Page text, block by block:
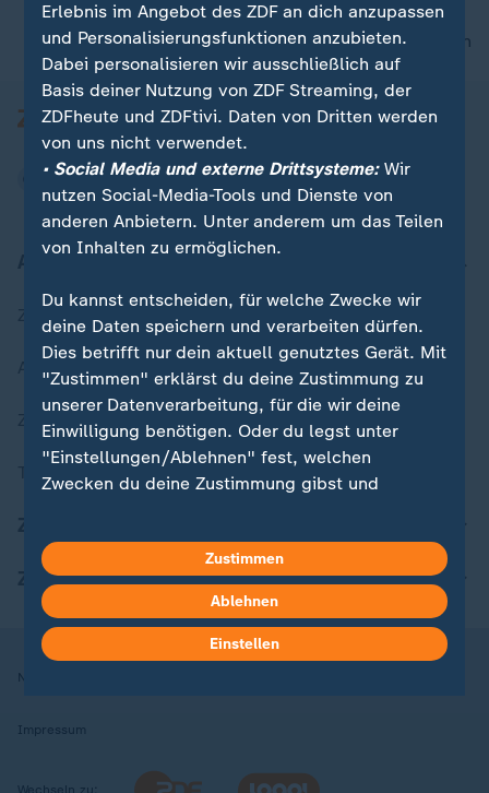
nach oben
Zuletzt veröffentlicht
Aktuelle Sendungs-Videos
ZDFheute Stories
Themen im Überblick
ZDFheute Apps
Nutzungsbedingungen
Impressum
Wechseln zu:
Erlebnis im Angebot des ZDF an dich anzupassen
und Personalisierungsfunktionen anzubieten.
Dabei personalisieren wir ausschließlich auf
Basis deiner Nutzung von ZDF Streaming, der
ZDFheute und ZDFtivi. Daten von Dritten werden
von uns nicht verwendet.
• Social Media und externe Drittsysteme:Wir
nutzen Social-Media-Tools und Dienste von
anderen Anbietern. Unter anderem um das Teilen
von Inhalten zu ermöglichen.
Du kannst entscheiden, für welche Zwecke wir
deine Daten speichern und verarbeiten dürfen.
Dies betrifft nur dein aktuell genutztes Gerät. Mit
"Zustimmen" erklärst du deine Zustimmung zu
unserer Datenverarbeitung, für die wir deine
Einwilligung benötigen. Oder du legst unter
"Einstellungen/Ablehnen" fest, welchen
Zwecken du deine Zustimmung gibst und
in deinen Einstellungen widerrufen oder ändern.
Hier findest du das Impressum.
Weitere Informationen findest du in unserer
Datenschutzerklärung.
Zustimmen
Ablehnen
Einstellen